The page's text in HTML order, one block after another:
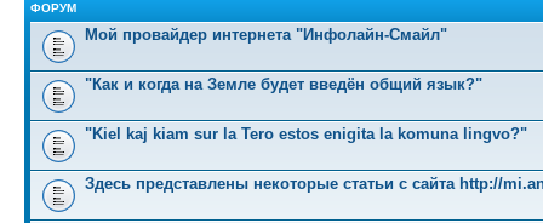
ФОРУМ
Мой провайдер интернета "Инфолайн-Смайл"
"Как и когда на Земле будет введён общий язык?"
"Kiel kaj kiam sur la Tero estos enigita la komuna lingvo?"
Здесь представлены некоторые статьи с сайта http://